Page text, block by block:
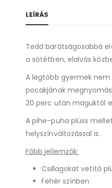
LEÍRÁS
Tedd barátságosabbá
a sötétben, elalvás
A legtöbb gyermek
pocakjának
20 perc után maguktól
A pihe-puha plüss
helyszínváltozással is.
Főbb jellemzők:
Csillagokat vetítő
Fehér színben